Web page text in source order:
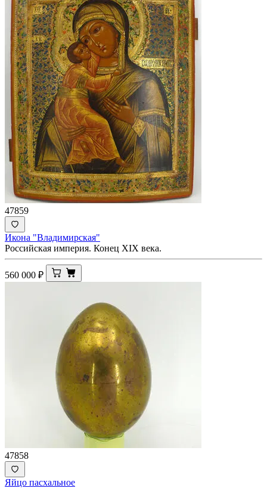
47859
Икона "Владимирская"
Российская империя. Конец XIX века.
560 000 ₽
47858
Яйцо пасхальное